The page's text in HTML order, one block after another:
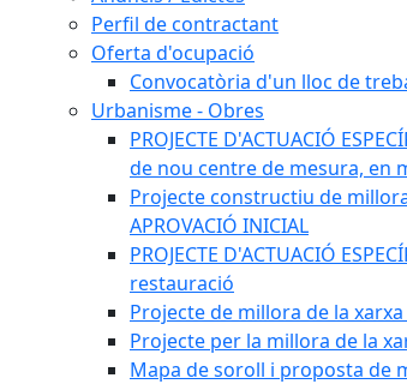
Perfil de contractant
Oferta d'ocupació
Convocatòria d'un lloc de
Urbanisme - Obres
PROJECTE D'ACTUACIÓ
de nou centre de mesura, en
Projecte constructiu de
APROVACIÓ INICIAL
PROJECTE D'ACTUACIÓ
restauració
Projecte de millora de la
Projecte per la millora de la
Mapa de soroll i proposta de